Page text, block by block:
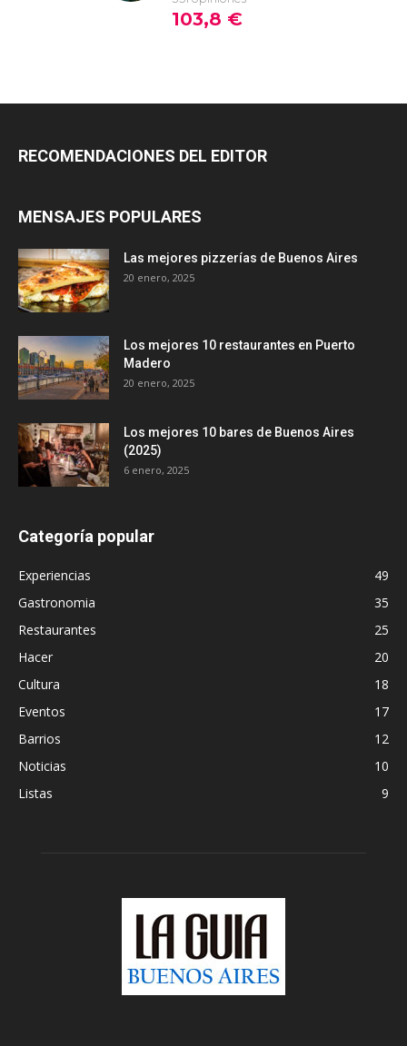
RECOMENDACIONES DEL EDITOR
MENSAJES POPULARES
Las mejores pizzerías de Buenos Aires
20 enero, 2025
Los mejores 10 restaurantes en Puerto
Madero
20 enero, 2025
Los mejores 10 bares de Buenos Aires
(2025)
6 enero, 2025
Categoría popular
Experiencias
49
Gastronomia
35
Restaurantes
25
Hacer
20
Cultura
18
Eventos
17
Barrios
12
Noticias
10
Listas
9